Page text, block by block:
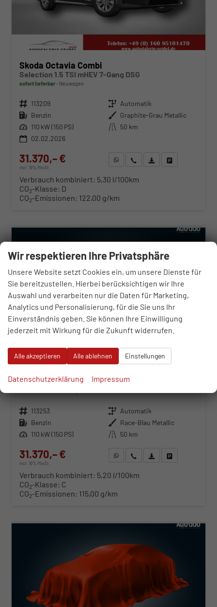
Skoda Octavia Combi
Selection 1.5 TSI mHEV 7-Gang DSG
sofort lieferbar Neuwagen
Fahrzeugnr. 113209 Getriebe Automatik
Kraftstoff Benzin Außenfarbe Graphite-Grau Metallic
Leistung 110 kW (150 PS) Kilometerstand 50 km
02.02.2026
31.370,– €
incl. 19% MwSt.
WhatsApp anfragen
Wir rufen Sie anFahrzeugexposé (PDF)
Verbrauch kombiniert: 5,30 l/100km
CO2-Klasse: D
CO2-Emissionen: 122,00 g/km
Selection 1.5 TSI 7-Gang DSG
Fahrzeugnr. 113253 Getriebe Automatik
Kraftstoff Benzin Außenfarbe Race-Blau Metallic
Leistung 110 kW (150 PS) Kilometerstand 50 km
31.370,– €
incl. 19% MwSt.
WhatsApp anfragen
Wir rufen Sie anFahrzeugexposé (PDF)
Verbrauch kombiniert: 5,20 l/100km
CO2-Klasse: C
CO2-Emissionen: 115,00 g/km
Wir respektieren Ihre Privatsphäre
Unsere Website setzt Cookies ein, um unsere Dienste für
Sie bereitzustellen. Hierbei berücksichtigen wir Ihre
Auswahl und verarbeiten nur die Daten für Marketing,
Analytics und Personalisierung, für die Sie uns Ihr
Einverständnis geben. Sie können Ihre Einwilligung
jederzeit mit Wirkung für die Zukunft widerrufen.
Alle akzeptieren Alle ablehnen Einstellungen
Datenschutzerklärung Impressum